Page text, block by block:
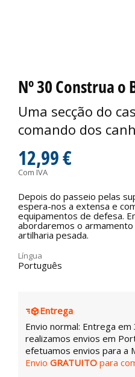
Nº 30 Construa o
Uma secção do
comando dos
12,99 €
Com IVA
Depois do passeio pelas
espera-nos a extensa e
equipamentos de defesa.
abordaremos o armamento
artilharia pesada.
Língua
Português
Entrega
Envio normal: Entrega em
realizamos envios em
efetuamos envios para a
Envio GRATUITO para